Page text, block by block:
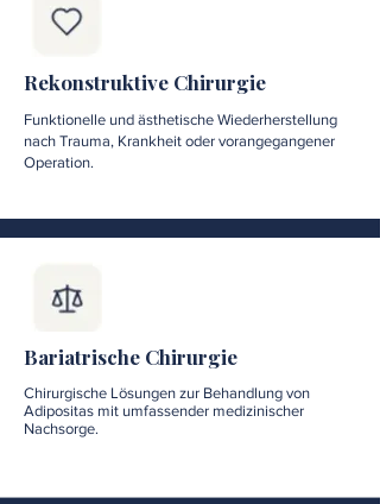
Rekonstruktive Chirurgie
Funktionelle und ästhetische Wiederherstellung
nach Trauma, Krankheit oder vorangegangener
Operation.
Bariatrische Chirurgie
Chirurgische Lösungen zur Behandlung von
Adipositas mit umfassender medizinischer
Nachsorge.